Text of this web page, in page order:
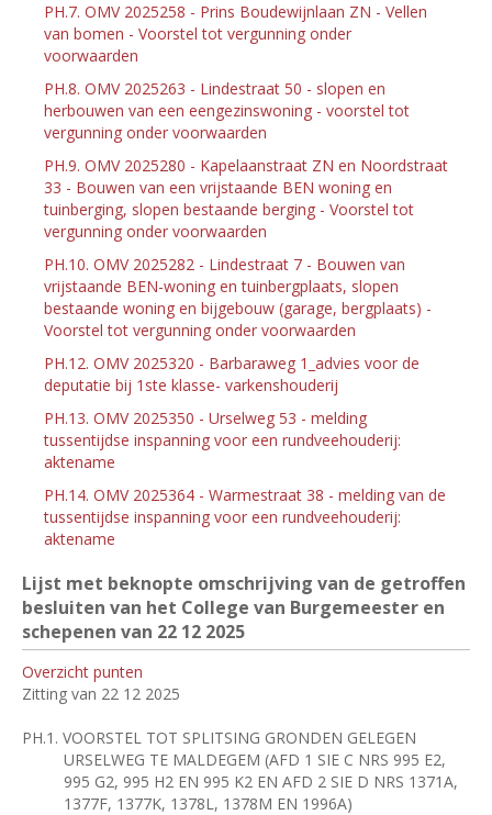
PH.7. OMV 2025258 - Prins Boudewijnlaan ZN - Vellen
van bomen - Voorstel tot vergunning onder
voorwaarden
PH.8. OMV 2025263 - Lindestraat 50 - slopen en
herbouwen van een eengezinswoning - voorstel tot
vergunning onder voorwaarden
PH.9. OMV 2025280 - Kapelaanstraat ZN en Noordstraat
33 - Bouwen van een vrijstaande BEN woning en
tuinberging, slopen bestaande berging - Voorstel tot
vergunning onder voorwaarden
PH.10. OMV 2025282 - Lindestraat 7 - Bouwen van
vrijstaande BEN-woning en tuinbergplaats, slopen
bestaande woning en bijgebouw (garage, bergplaats) -
Voorstel tot vergunning onder voorwaarden
PH.12. OMV 2025320 - Barbaraweg 1_advies voor de
deputatie bij 1ste klasse- varkenshouderij
PH.13. OMV 2025350 - Urselweg 53 - melding
tussentijdse inspanning voor een rundveehouderij:
aktename
PH.14. OMV 2025364 - Warmestraat 38 - melding van de
tussentijdse inspanning voor een rundveehouderij:
aktename
Lijst met beknopte omschrijving van de getroffen
besluiten van het College van Burgemeester en
schepenen van 22 12 2025
Overzicht punten
Zitting van 22 12 2025
PH.1. VOORSTEL TOT SPLITSING GRONDEN GELEGEN
URSELWEG TE MALDEGEM (AFD 1 SIE C NRS 995 E2,
995 G2, 995 H2 EN 995 K2 EN AFD 2 SIE D NRS 1371A,
1377F, 1377K, 1378L, 1378M EN 1996A)